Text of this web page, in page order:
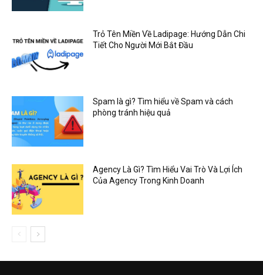
Trỏ Tên Miền Về Ladipage: Hướng Dẫn Chi
Tiết Cho Người Mới Bắt Đầu
Spam là gì? Tìm hiểu về Spam và cách
phòng tránh hiệu quả
Agency Là Gì? Tìm Hiểu Vai Trò Và Lợi Ích
Của Agency Trong Kinh Doanh